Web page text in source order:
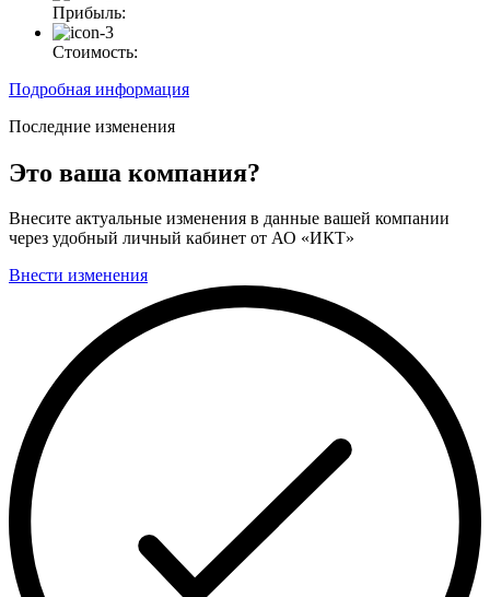
Прибыль:
Стоимость:
Подробная информация
Последние изменения
Это ваша компания?
Внесите актуальные изменения в данные вашей компании
через удобный личный кабинет от АО «ИКТ»
Внести изменения